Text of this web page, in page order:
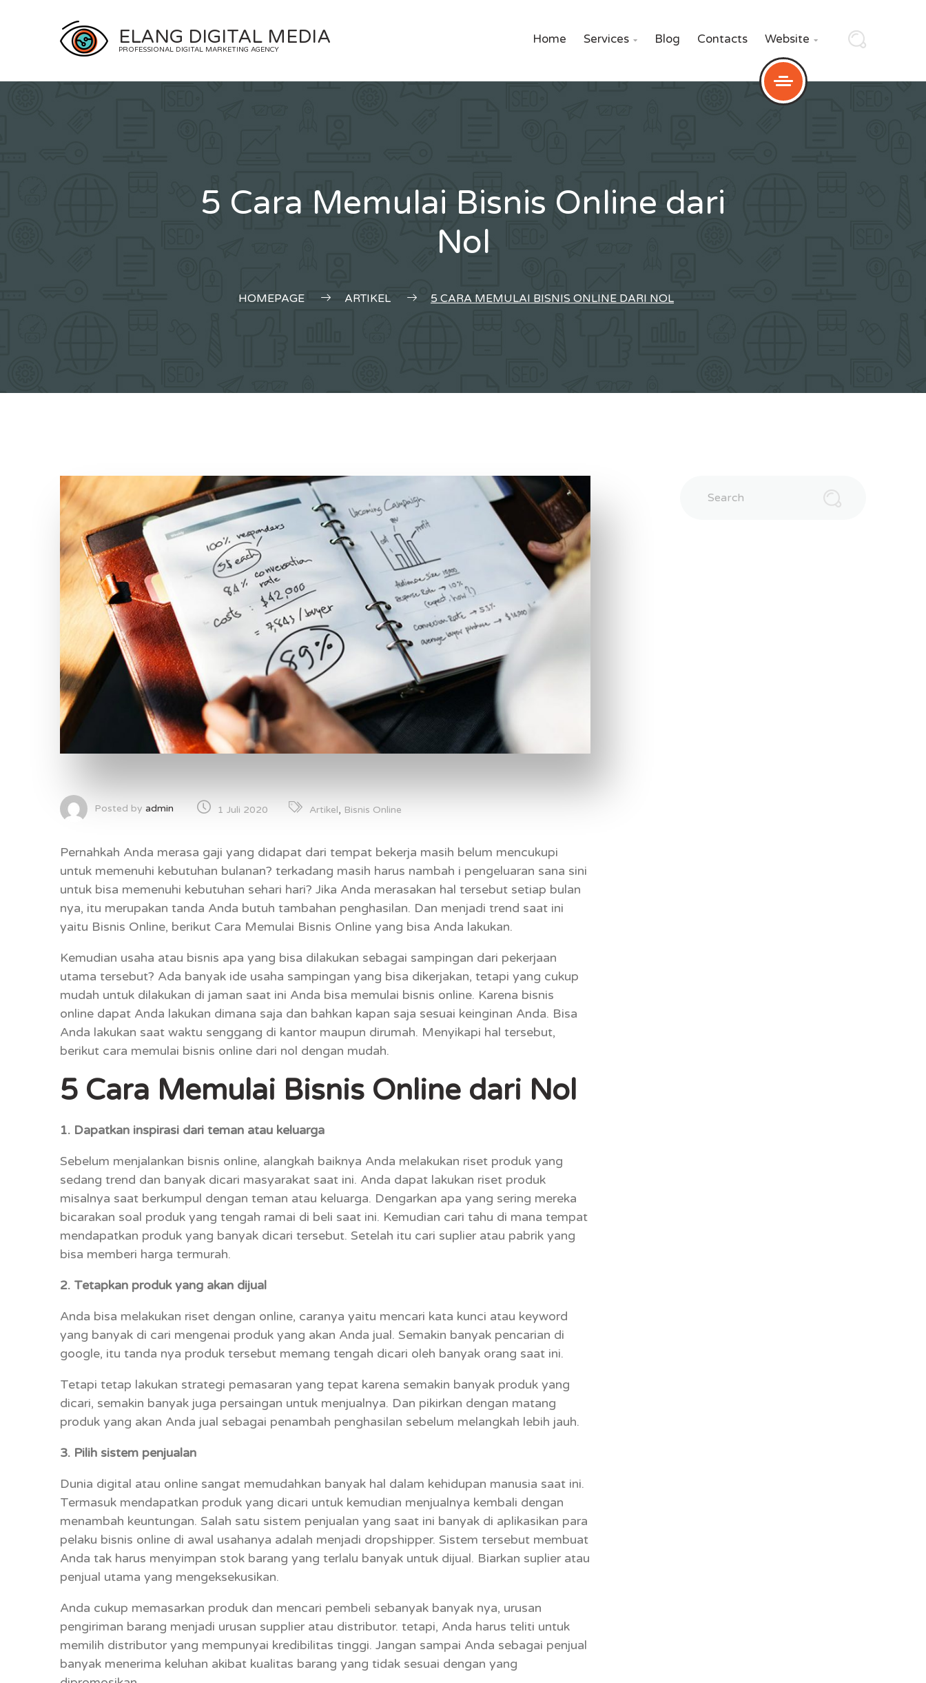
ELANG DIGITAL MEDIA
PROFESSIONAL DIGITAL MARKETING AGENCY
Home Services  Blog Contacts Website 
5 Cara Memulai Bisnis Online dari
Nol
HOMEPAGE ARTIKEL 5 CARA MEMULAI BISNIS ONLINE DARI NOL
Posted by admin 1 Juli 2020 Artikel, Bisnis Online
Pernahkah Anda merasa gaji yang didapat dari tempat bekerja masih belum mencukupi
untuk memenuhi kebutuhan bulanan? terkadang masih harus nambah i pengeluaran sana sini
untuk bisa memenuhi kebutuhan sehari hari? Jika Anda merasakan hal tersebut setiap bulan
nya, itu merupakan tanda Anda butuh tambahan penghasilan. Dan menjadi trend saat ini
yaitu Bisnis Online, berikut Cara Memulai Bisnis Online yang bisa Anda lakukan.
Kemudian usaha atau bisnis apa yang bisa dilakukan sebagai sampingan dari pekerjaan
utama tersebut? Ada banyak ide usaha sampingan yang bisa dikerjakan, tetapi yang cukup
mudah untuk dilakukan di jaman saat ini Anda bisa memulai bisnis online. Karena bisnis
online dapat Anda lakukan dimana saja dan bahkan kapan saja sesuai keinginan Anda. Bisa
Anda lakukan saat waktu senggang di kantor maupun dirumah. Menyikapi hal tersebut,
berikut cara memulai bisnis online dari nol dengan mudah.
5 Cara Memulai Bisnis Online dari Nol
1. Dapatkan inspirasi dari teman atau keluarga
Sebelum menjalankan bisnis online, alangkah baiknya Anda melakukan riset produk yang
sedang trend dan banyak dicari masyarakat saat ini. Anda dapat lakukan riset produk
misalnya saat berkumpul dengan teman atau keluarga. Dengarkan apa yang sering mereka
bicarakan soal produk yang tengah ramai di beli saat ini. Kemudian cari tahu di mana tempat
mendapatkan produk yang banyak dicari tersebut. Setelah itu cari suplier atau pabrik yang
bisa memberi harga termurah.
2. Tetapkan produk yang akan dijual
Anda bisa melakukan riset dengan online, caranya yaitu mencari kata kunci atau keyword
yang banyak di cari mengenai produk yang akan Anda jual. Semakin banyak pencarian di
google, itu tanda nya produk tersebut memang tengah dicari oleh banyak orang saat ini.
Tetapi tetap lakukan strategi pemasaran yang tepat karena semakin banyak produk yang
dicari, semakin banyak juga persaingan untuk menjualnya. Dan pikirkan dengan matang
produk yang akan Anda jual sebagai penambah penghasilan sebelum melangkah lebih jauh.
3. Pilih sistem penjualan
Dunia digital atau online sangat memudahkan banyak hal dalam kehidupan manusia saat ini.
Termasuk mendapatkan produk yang dicari untuk kemudian menjualnya kembali dengan
menambah keuntungan. Salah satu sistem penjualan yang saat ini banyak di aplikasikan para
pelaku bisnis online di awal usahanya adalah menjadi dropshipper. Sistem tersebut membuat
Anda tak harus menyimpan stok barang yang terlalu banyak untuk dijual. Biarkan suplier atau
penjual utama yang mengeksekusikan.
Anda cukup memasarkan produk dan mencari pembeli sebanyak banyak nya, urusan
pengiriman barang menjadi urusan supplier atau distributor. tetapi, Anda harus teliti untuk
memilih distributor yang mempunyai kredibilitas tinggi. Jangan sampai Anda sebagai penjual
banyak menerima keluhan akibat kualitas barang yang tidak sesuai dengan yang